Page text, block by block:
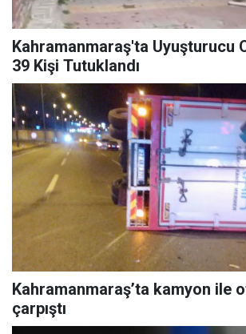
Kahramanmaraş'ta Uyuşturucu
39 Kişi Tutuklandı
Kahramanmaraş’ta kamyon ile
çarpıştı